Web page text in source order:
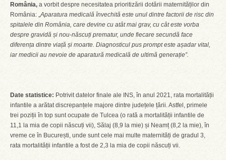
România, a vorbit despre necesitatea prioritizării dotării maternităților din
România: „Aparatura medicală învechită este unul dintre factorii de risc din
spitalele din România, care devine cu atât mai grav, cu cât este vorba
despre gravidă și nou-născuți prematur, unde fiecare secundă face
diferența dintre viață și moarte. Diagnosticul pus prompt este așadar vital,
iar medicii au nevoie de aparatură medicală de ultimă generație”.
Date statistice: Potrivit datelor finale ale INS, în anul 2021, rata mortalității
infantile a arătat discrepanțele majore dintre județele țării. Astfel, primele
trei poziții în top sunt ocupate de Tulcea (o rată a mortalității infantile de
11,1 la mia de copii născuți vii), Sălaj (8,9 la mie) și Neamț (8,2 la mie), în
vreme ce în București, unde sunt cele mai multe maternități de gradul 3,
rata mortalității infantile a fost de 2,3 la mia de copii născuți vii.